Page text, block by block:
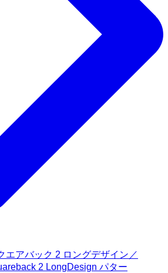
エアバック 2 ロングデザイン／
2 LongDesign パター